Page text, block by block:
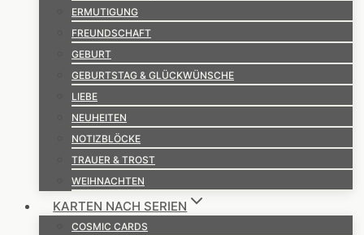
ERMUTIGUNG
FREUNDSCHAFT
GEBURT
GEBURTSTAG & GLÜCKWÜNSCHE
LIEBE
NEUHEITEN
NOTIZBLÖCKE
TRAUER & TROST
WEIHNACHTEN
KARTEN NACH SERIEN
COSMIC CARDS